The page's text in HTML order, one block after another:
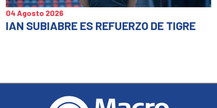
04 Agosto 2026
IAN SUBIABRE ES REFUERZO DE TIGRE